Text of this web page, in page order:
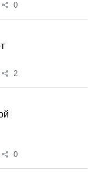
0
2
0